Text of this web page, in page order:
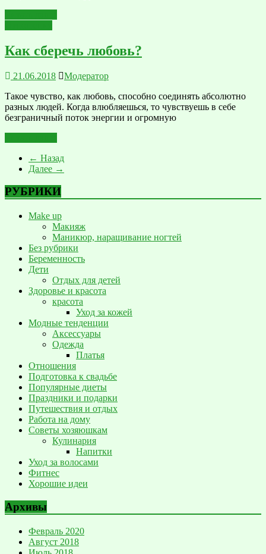
Как сберечь любовь?
21.06.2018
Модератор
Такое чувство, как любовь, способно соединять абсолютно
разных людей. Когда влюбляешься, то чувствуешь в себе
безграничный поток энергии и огромную
← Назад
Далее →
РУБРИКИ
Make up
Макияж
Маникюр, наращивание ногтей
Без рубрики
Беременность
Дети
Отдых для детей
Здоровье и красота
красота
Уход за кожей
Модные тенденции
Аксессуары
Одежда
Платья
Отношения
Подготовка к свадьбе
Популярные диеты
Праздники и подарки
Путешествия и отдых
Работа на дому
Советы хозяюшкам
Кулинария
Напитки
Уход за волосами
Фитнес
Хорошие идеи
Архивы
Февраль 2020
Август 2018